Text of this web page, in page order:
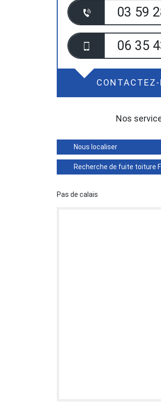
03 59
06 35
CONTACTEZ-
Nos
Nous localiser
Recherche de fuite toiture
Pas de calais